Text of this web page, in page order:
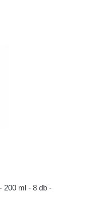
200 ml - 8 db -